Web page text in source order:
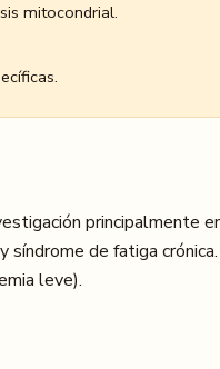
mitocondrial.
principalmente
síndrome de fatiga
leve).